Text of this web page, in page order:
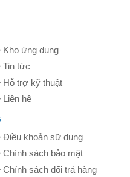
ốp trần Yeelight chỉ có
khi gắn đèn lên trần nhà.
hợp để sử dụng trong
Kho ứng dụng
Tin tức
Hỗ trợ kỹ thuật
Liên hệ
Điều khoản sữ dụng
Chính sách bảo mật
Chính sách đổi trả hàng